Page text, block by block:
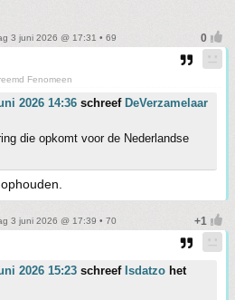
3 juni 2026 @ 17:31 • 69
Fenomeen
2026 14:36 schreef DeVerzamelaar
die opkomt voor de Nederlandse
3 juni 2026 @ 17:39 • 70
2026 15:23 schreef Isdatzo het